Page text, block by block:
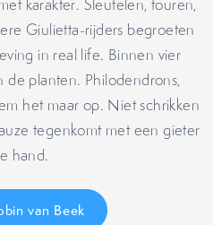
karakter. Sleutelen, touren,
Giulietta-rijders begroeten
in real life. Binnen vier
de planten. Philodendrons,
het maar op. Niet schrikken
tegenkomt met een gieter
hand.
van Beek